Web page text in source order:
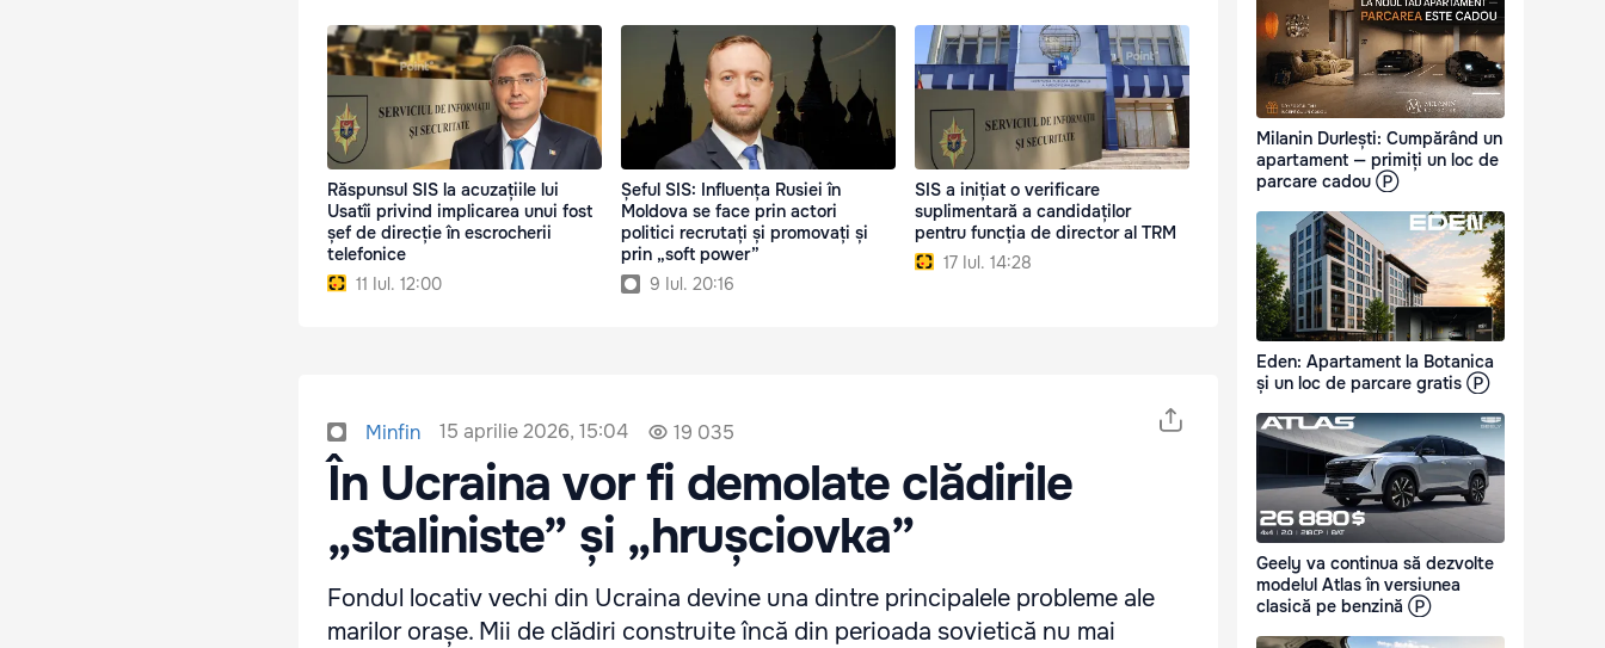
Răspunsul SIS la acuzațiile lui
Usatîi privind implicarea unui fost
șef de direcție în escrocherii
telefonice
11 Iul. 12:00
Șeful SIS: Influența Rusiei în
Moldova se face prin actori
politici recrutați și promovați și
prin „soft power”
9 Iul. 20:16
SIS a inițiat o verificare
suplimentară a candidaților
pentru funcția de director al TRM
17 Iul. 14:28
Minfin 15 aprilie 2026, 15:04 19 035
În Ucraina vor fi demolate clădirile
„staliniste” și „hrușciovka”
Fondul locativ vechi din Ucraina devine una dintre principalele probleme ale
marilor orașe. Mii de clădiri construite încă din perioada sovietică nu mai
Milanin Durlești: Cumpărând un
apartament — primiți un loc de
parcare cadou Ⓟ
Eden: Apartament la Botanica
și un loc de parcare gratis Ⓟ
Geely va continua să dezvolte
modelul Atlas în versiunea
clasică pe benzină Ⓟ